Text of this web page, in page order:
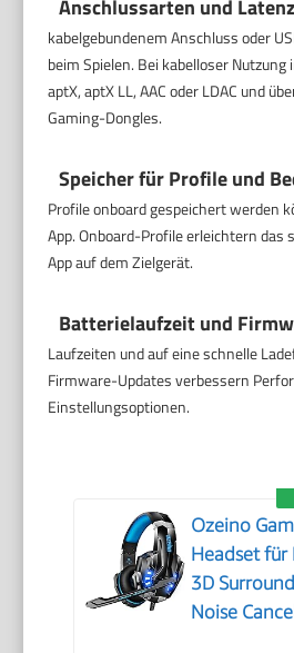
Anschlussarten und Latenz
kabelgebundenem Anschluss oder
beim Spielen. Bei kabelloser
aptX, aptX LL, AAC oder LDAC und
Gaming-Dongles.
Speicher für Profile und
Profile onboard gespeichert werden
App. Onboard-Profile erleichtern das
App auf dem Zielgerät.
Batterielaufzeit und
Laufzeiten und auf eine schnelle
Firmware-Updates verbessern
Einstellungsoptionen.
Ozeino
Headset für
3D
Noise